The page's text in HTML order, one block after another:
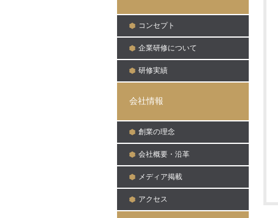
コンセプト
企業研修について
研修実績
会社情報
創業の理念
会社概要・沿革
メディア掲載
アクセス